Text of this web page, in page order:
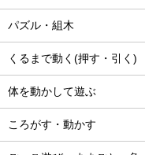
パズル・組木
くるまで動く(押す・引く)
体を動かして遊ぶ
ころがす・動かす